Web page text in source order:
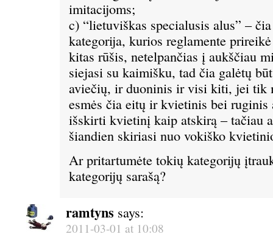
imitacijoms;
c) “lietuviškas specialusis alus” –
kategorija, kurios reglamente
kitas rūšis, netelpančias į aukščiau
siejasi su kaimišku, tad čia galėtų
aviečių, ir duoninis ir visi kiti, jei tik
esmės čia eitų ir kvietinis bei ruginis
išskirti kvietinį kaip atskirą – tačiau
šiandien skiriasi nuo vokiško
Ar pritartumėte tokių kategorijų
kategorijų sarašą?
ramtyns says:
2011-03-01 at 10:08